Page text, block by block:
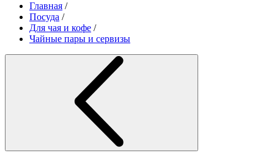
Главная /
Посуда /
Для чая и кофе /
Чайные пары и сервизы